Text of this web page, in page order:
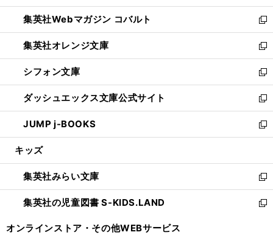
開
く
ウ
で
開
く
ン
ド
ウ
で
開
く
ウ
ィ
ン
ド
ウ
で
開
く
集英社Webマガジン コバルト
新
し
い
ウ
ィ
ン
ド
ウ
で
開
集英社オレンジ文庫
新
し
い
ウ
ィ
ン
ド
ウ
開
く
シフォン文庫
新
し
い
ウ
ィ
ン
ウ
で
開
く
ダッシュエックス文庫公式サイト
新
し
い
ウ
ン
ド
ウ
で
JUMP j-BOOKS
新
し
ウ
ィ
ン
ド
キッズ
集英社みらい文庫
新
し
い
集英社の児童図書 S-KIDS.LAND
新
オンラインストア・ その他WEBサービス